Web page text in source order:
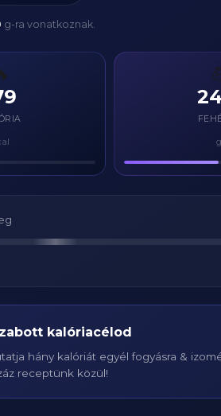
g-ra vonatkoznak.
g
kalóriacélod
hány kalóriát egyél fogyásra &
receptünk közül!